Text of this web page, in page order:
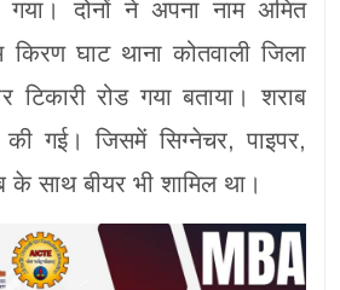
गया। दोनों ने अपना नाम अमित
किरण घाट थाना कोतवाली जिला
टिकारी रोड गया बताया। शराब
गई। जिसमें सिग्नेचर, पाइपर,
के साथ बीयर भी शामिल था।